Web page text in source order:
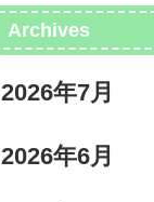
Archives
2026年7月
2026年6月